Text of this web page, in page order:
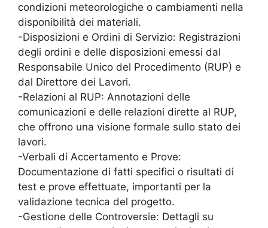
condizioni meteorologiche o cambiamenti nella
disponibilità dei materiali.
-Disposizioni e Ordini di Servizio: Registrazioni
degli ordini e delle disposizioni emessi dal
Responsabile Unico del Procedimento (RUP) e
dal Direttore dei Lavori.
-Relazioni al RUP: Annotazioni delle
comunicazioni e delle relazioni dirette al RUP,
che offrono una visione formale sullo stato dei
lavori.
-Verbali di Accertamento e Prove:
Documentazione di fatti specifici o risultati di
test e prove effettuate, importanti per la
validazione tecnica del progetto.
-Gestione delle Controversie: Dettagli su